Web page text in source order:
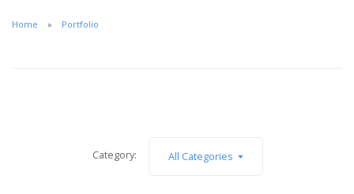
Home Portfolio
Category: All Categories